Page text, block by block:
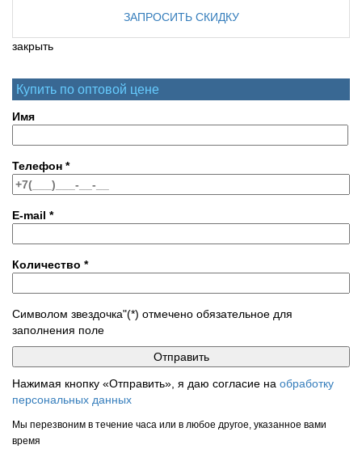
ЗАПРОСИТЬ СКИДКУ
закрыть
Купить по оптовой цене
Имя
Телефон *
E-mail *
Количество *
Символом звездочка"(*) отмечено обязательное для
заполнения поле
Нажимая кнопку «Отправить», я даю согласие на обработку
персональных данных
Мы перезвоним в течение часа или в любое другое, указанное вами
время